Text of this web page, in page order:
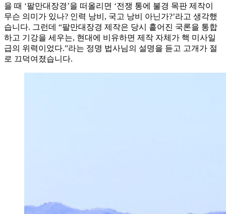
을 때 ‘팔만대장경’을 떠올리면 ‘전쟁 통에 불경 목판 제작이
무슨 의미가 있나? 인력 낭비, 국고 낭비 아닌가?’라고 생각했
습니다. 그런데 “팔만대장경 제작은 당시 흩어진 국론을 통합
하고 기강을 세우는, 현대에 비유하면 제작 자체가 핵 미사일
급의 위력이었다.”라는 정명 법사님의 설명을 듣고 고개가 절
로 끄덕여졌습니다.